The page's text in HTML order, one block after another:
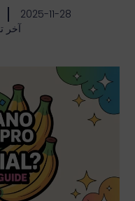
2025-11-28
آخر